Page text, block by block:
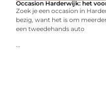
Occasion Harderwijk: het
Zoek je een occasion in
bezig, want het is om
een tweedehands auto
...